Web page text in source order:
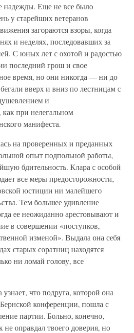
надежды. Еще не все было
у старейших ветеранов
загораются взоры, когда
и неделях, последовавших за
С юных лет с охотой и радостью
последний грош и свое
время, но они никогда — ни до
вверх и вниз по лестницам с
и
при нелегальном
манифеста.
на проверенных и преданных
опыт подпольной работы,
бдительность. Клара с особой
все меры предосторожности,
юстиции ни малейшего
Тем большее удивление
ее неожиданно арестовывают и
в совершении «поступков,
изменой». Выдала она себя
старых соратниц находятся
ни ломай голову, все
что подруга, которой она
конференции, пошла с
партии. Больно, конечно,
не оправдал твоего доверия, но